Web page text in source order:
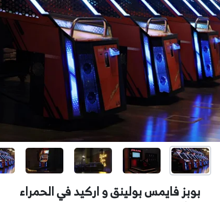
بوبز فايمس بولينق و اركيد في الحمراء